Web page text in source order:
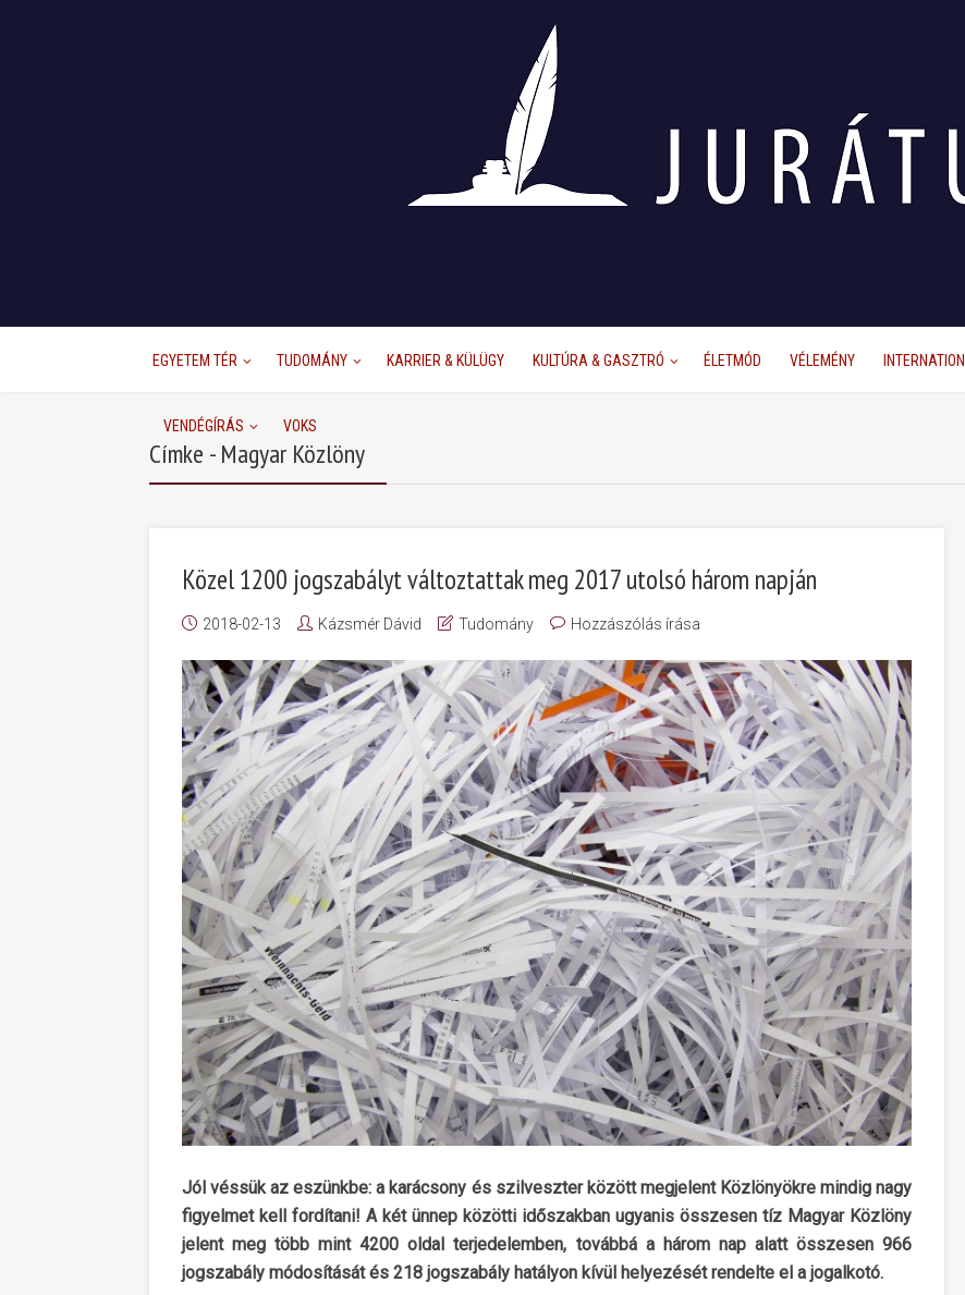
EGYETEM TÉR TUDOMÁNY KARRIER & KÜLÜGY KULTÚRA & GASZTRÓ ÉLETMÓD VÉLEMÉNY
VENDÉGÍRÁS VOKS
Címke - Magyar Közlöny
Közel 1200 jogszabályt változtattak meg 2017 utolsó három napján
2018-02-13 Kázsmér Dávid Tudomány Hozzászólás írása
Jól véssük az eszünkbe: a karácsony és szilveszter között megjelent Közlönyökre mindig nagy
figyelmet kell fordítani! A két ünnep közötti időszakban ugyanis összesen tíz Magyar Közlöny
jelent meg több mint 4200 oldal terjedelemben, továbbá a három nap alatt összesen 966
jogszabály módosítását és 218 jogszabály hatályon kívül helyezését rendelte el a jogalkotó.